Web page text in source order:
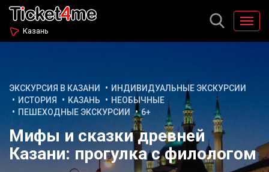
Казань
ЭКСКУРСИЯ В КАЗАНИ
ИНДИВИДУАЛЬНЫЕ ЭКСКУРСИИ
ИСТОРИЯ
КАЗАНЬ
НЕОБЫЧНЫЕ
ПЕШЕХОДНЫЕ ЭКСКУРСИИ
6+
Мифы и сказки древней
Казани: прогулка с филологом